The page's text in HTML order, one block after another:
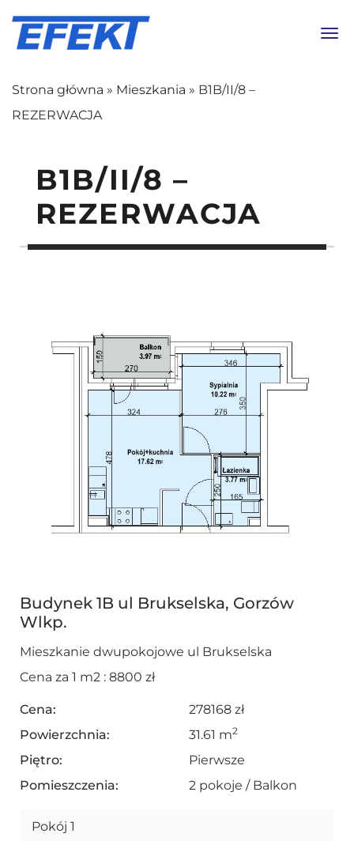
Strona główna » Mieszkania » B1B/II/8 –
REZERWACJA
B1B/II/8 –
REZERWACJA
Budynek 1B ul Brukselska, Gorzów
Wlkp.
Mieszkanie dwupokojowe ul Brukselska
Cena za 1 m2 : 8800 zł
Cena:
278168 zł
Powierzchnia:
31.61 m2
Piętro:
Pierwsze
Pomieszczenia:
2 pokoje / Balkon
Pokój 1